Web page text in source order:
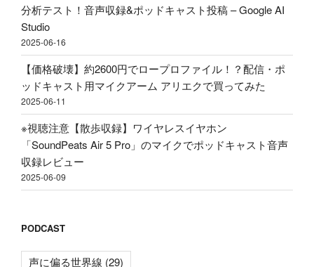
っ
て
み
た"
の
分析テスト！音声収録&ポッドキャスト投稿 – Google AI
Studio
2025-06-16
【価格破壊】約2600円でロープロファイル！？配信・ポ
ッドキャスト用マイクアーム アリエクで買ってみた
2025-06-11
※視聴注意【散歩収録】ワイヤレスイヤホン
「SoundPeats Air 5 Pro」のマイクでポッドキャスト音声
収録レビュー
2025-06-09
PODCAST
声に偏る世界線 (29)